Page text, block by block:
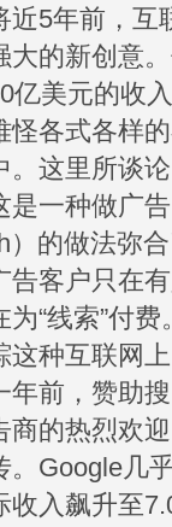
年前，互联
大的新创意
亿美元的收
式各样的
。这里所谈
是一种做广
）的做法弥
户只在有
为“线索”付
这种互联网
，赞助搜
商的热烈欢
。Google几
收入飙升至